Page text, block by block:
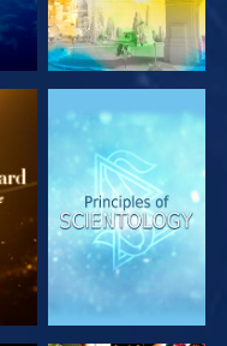
UTFORSKA
SERIEN